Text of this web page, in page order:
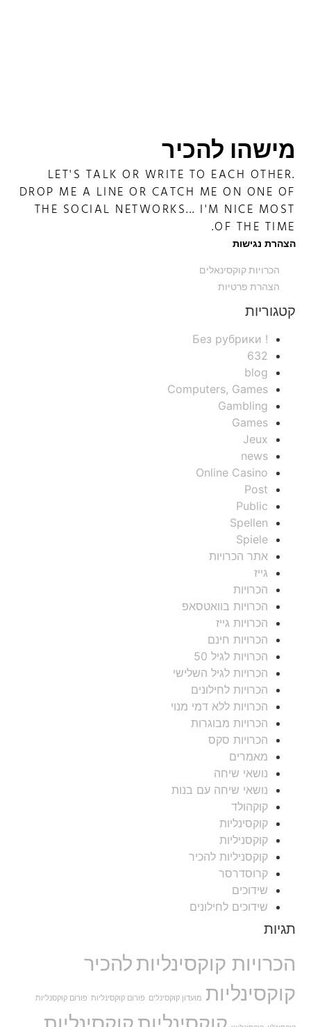
מישהו להכיר
LET'S TALK OR WRITE TO EACH OTHER.
DROP ME A LINE OR CATCH ME ON ONE OF
THE SOCIAL NETWORKS... I'M NICE MOST
OF THE TIME.
הצהרת נגישות
הכרויות קוקסינאלים
הצהרת פרטיות
קטגוריות
! Без рубрики
632
blog
Computers, Games
Gambling
Games
Jeux
news
Online Casino
Post
Public
Spellen
Spiele
אתר הכרויות
גייז
הכרויות
הכרויות בוואטסאפ
הכרויות גייז
הכרויות חינם
הכרויות לגיל 50
הכרויות לגיל השלישי
הכרויות לחילונים
הכרויות ללא דמי מנוי
הכרויות מבוגרות
הכרויות סקס
מאמרים
נושאי שיחה
נושאי שיחה עם בנות
קוקהולד
קוקסינליות
קוקסניליות
קוקסניליות להכיר
קרוסדרסר
שידוכים
שידוכים לחילונים
תגיות
הכרויות קוקסינליות להכיר
קוקסינליות מועדון קוקסינלים פורום קוקסינליות פורום קוקסנליות